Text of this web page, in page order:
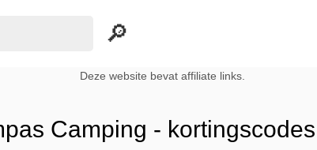
Deze website bevat affiliate links.
Camping -